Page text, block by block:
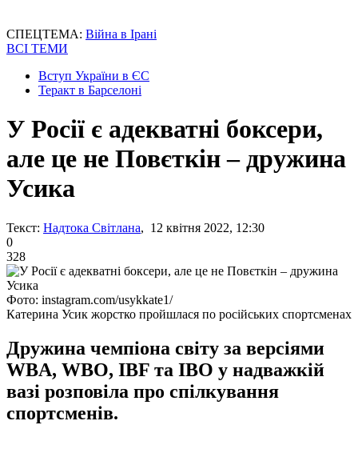
СПЕЦТЕМА: Війна в Ірані
ВСІ ТЕМИ
Вступ України в ЄС
Теракт в Барселоні
У Росії є адекватні боксери,
але це не Повєткін – дружина
Усика
Текст: Надтока Світлана, 12 квітня 2022, 12:30
0
328
Фото: instagram.com/usykkate1/
Катерина Усик жорстко пройшлася по російських спортсменах
Дружина чемпіона світу за версіями
WBA, WBO, IBF та IBO у надважкій
вазі розповіла про спілкування
спортсменів.